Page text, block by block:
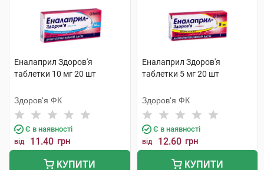
Еналаприл Здоров'я
таблетки 10 мг 20 шт
Здоров'я ФК
Є в наявності
від 11.40 грн
КУПИТИ
Еналаприл Здоров'я
таблетки 5 мг 20 шт
Здоров'я ФК
Є в наявності
від 12.60 грн
КУПИТИ